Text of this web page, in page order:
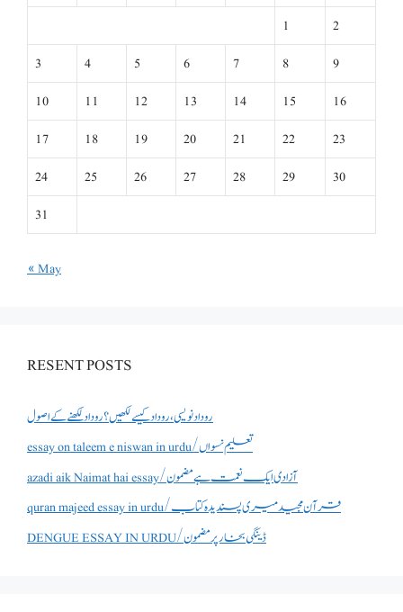
1
2
3
4 5 6 7 8
9
10
11 12 13 14 15
16
17
18 19 20 21 22
23
24
25 26 27 28 29
30
31
« May
RESENT POSTS
روداد نویسی ،روداد کیسے لکھیں؟ روداد لکھنے کے اصول
essay on taleem e niswan in urdu/تعلیم نسواں
azadi aik Naimat hai essay/آزادی ایک نعمت ہے مضمون
quran majeed essay in urdu/قرآن مجید میری پسندیدہ کتاب
DENGUE ESSAY IN URDU/ڈینگی بخار پر مضمون